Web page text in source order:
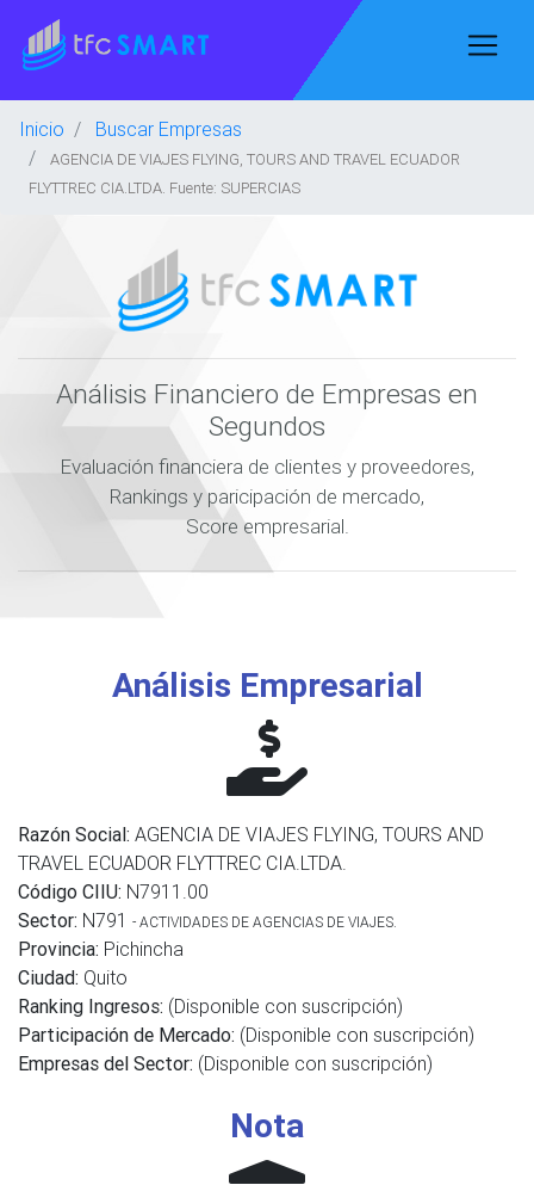
Inicio Buscar Empresas
AGENCIA DE VIAJES FLYING, TOURS AND TRAVEL ECUADOR
FLYTTREC CIA.LTDA. Fuente: SUPERCIAS
Análisis Financiero de Empresas en
Segundos
Evaluación financiera de clientes y proveedores,
Rankings y paricipación de mercado,
Score empresarial.
Análisis Empresarial
Razón Social: AGENCIA DE VIAJES FLYING, TOURS AND
TRAVEL ECUADOR FLYTTREC CIA.LTDA.
Código CIIU: N7911.00
Sector: N791 - ACTIVIDADES DE AGENCIAS DE VIAJES.
Provincia: Pichincha
Ciudad: Quito
Ranking Ingresos: (Disponible con suscripción)
Participación de Mercado: (Disponible con suscripción)
Empresas del Sector: (Disponible con suscripción)
Nota